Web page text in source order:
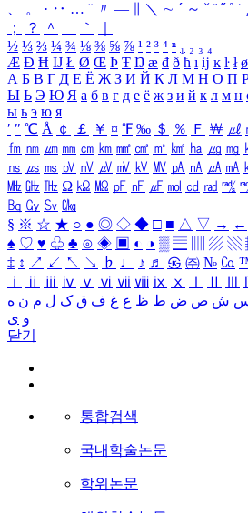
、
。 · ‥ … ¨ 〃 ― ＼ ∼ ´ ～ ˇ ˘ ˝ ˚ ˙ ¸
；
？ ＾ ｀
½ ⅓ ⅔ ¼ ¾ ⅛ ⅜ ⅝ ⅞ ¹ ² ³ ⁴ ⁿ ₁ ₂ ₃ ₄
Æ Ð Ħ Ĳ Ł Ø Œ Þ Ŧ Ŋ æ đ ð ħ ı ĳ ĸ ŀ ł ø
А Б В Г Д Е Ё Ж З И Й К Л М Н О П
Ы Ь Э Ю Я а б в г д е ё ж з и й к л м н
ы ь э ю я
′ ″ ℃ Å ￠ ￡ ￥ ¤ ℉ ‰ ＄ ％ Ｆ ￦ ㎕
㎙ ㎚ ㎛ ㎜ ㎝ ㎞ ㎟ ㎠ ㎡ ㎢ ㏊ ㎍ ㎎
㎱ ㎲ ㎳ ㎴ ㎵ ㎶ ㎷ ㎸ ㎹ ㎀ ㎁ ㎂ ㎃
㎒ ㎓ ㎔ Ω ㏀ ㏁ ㎊ ㎋ ㎌ ㏖ ㏅ ㎭ ㎮
㏃ ㏉ ㏜ ㏆
§ ※ ☆ ★ ○ ● ◎ ◇ ◆ □ ■ △ ▽ → ←
♠ ♡ ♥ ♧ ♣ ⊙ ◈ ▣ ◐ ◑ ▒ ▤ ▨ ▧
‡ ↕ ↗ ↙ ↖ ↘ ♭ ♩ ♪ ♬ ㉿ ㈜ № ㏇
ⅰ
ⅱ ⅲ ⅳ ⅴ ⅵ ⅶ ⅷ ⅸ ⅹ
ش ص ض ط ظ ع غ ف ق ک ل م ن ه
و ی
닫기
통합검색
국내학술논문
학위논문